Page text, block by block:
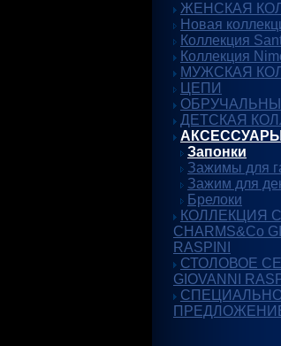
ЖЕНСКАЯ
Новая
Коллекция
Коллекция
МУЖСКАЯ
ЦЕПИ
ДЕТСКАЯ
АКСЕССУАРЫ
Запонки
Зажимы для
Зажим для
Брелоки
КОЛЛЕКЦИЯ
CHARMS&Co
RASPINI
СТОЛОВОЕ
GIOVANNI